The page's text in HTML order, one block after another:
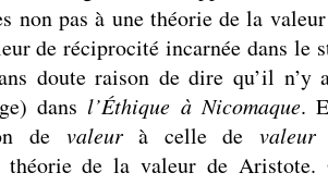
non pas à une théorie de la
de réciprocité incarnée dans le
doute raison de dire qu’il
dansl’Éthique à Nicomaque.
de valeurà celle devaleur
théorie de la valeur de Aristote.